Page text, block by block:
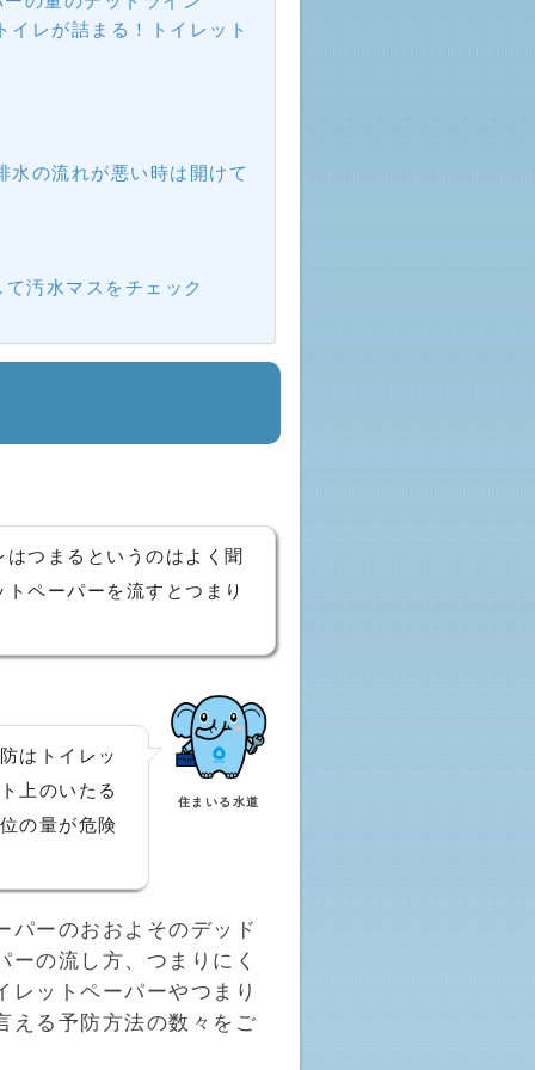
イレが詰まる！トイレット
水の流れが悪い時は開けて
汚水マスをチェック
つまるというのはよく聞
ペーパーを流すとつまり
はトイレッ
上のいたる
の量が危険
住まいる水道
パーのおおよそのデッド
の流し方、つまりにく
レットペーパーやつまり
える予防方法の数々をご